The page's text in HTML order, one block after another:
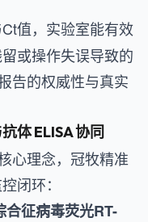
值，实验室能有效
或操作失误导致的
告的权威性与真实
体 ELISA 协同
心理念，冠牧精准
闭环：
合征病毒荧光RT-